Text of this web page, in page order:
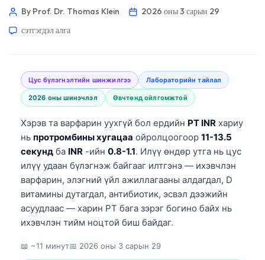
By Prof. Dr. Thomas Klein
2026 оны 3 сарын 29
сэтгэгдэл алга
Цус бүлэгнэлтийн шинжилгээ Лабораторийн тайлал
2026 оны шинэчлэл Өвчтөнд ойлгомжтой
Хэрэв та варфарин уухгүй бол ердийн PT INR хариу
нь протромбины хугацаа ойролцоогоор 11-13.5
секунд ба INR -ийн 0.8-1.1. Илүү өндөр утга нь цус
илүү удаан бүлэгнэж байгааг илтгэнэ — ихэвчлэн
варфарин, элэгний үйл ажиллагааны алдагдал, D
витамины дутагдал, антибиотик, эсвэл дээжийн
асуудлаас — харин PT бага зэрэг богино байх нь
ихэвчлэн тийм ноцтой биш байдаг.
📖 ~11 минут📅 2026 оны 3 сарын 29